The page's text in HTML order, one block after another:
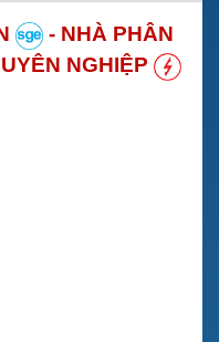
1, SV022IC5-1.
1F, SV022IC5-
220, 230V
SV015IG5A-1FB.
- NHÀ PHÂN
NGHIỆP